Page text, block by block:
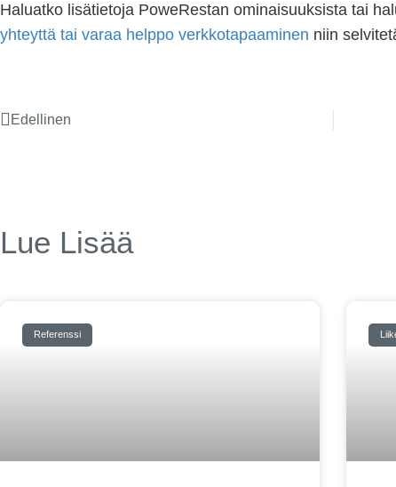
Haluatko lisätietoja PoweRestan ominaisuuksista tai
yhteyttä tai varaa helppo verkkotapaaminen niin
Edellinen
Lue Lisää
Referenssi